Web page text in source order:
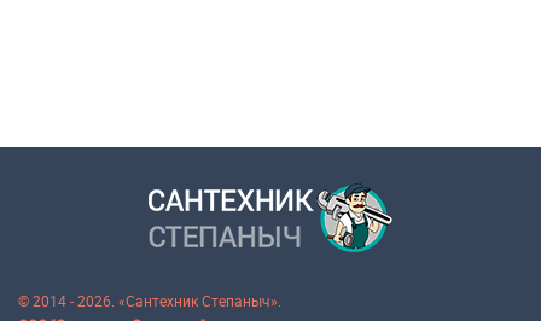
© 2014 - 2026. «Сантехник Степаныч».